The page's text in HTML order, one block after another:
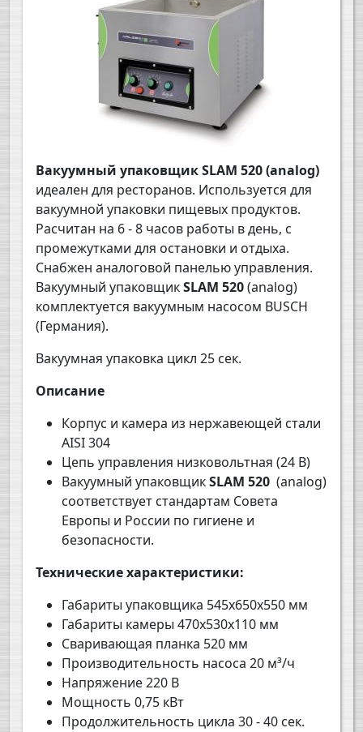
Вакуумный упаковщикSLAM 520 (analog)
идеален для ресторанов. Используется для
вакуумной упаковки пищевых продуктов.
Расчитан на 6 - 8 часов работы в день, с
промежутками для остановки и отдыха.
Снабжен аналоговой панелью управления.
Вакуумный упаковщикSLAM 520(analog)
комплектуется вакуумным насосом BUSCH
(Германия).
Вакуумная упаковка цикл 25 сек.
Описание
Корпус и камера из нержавеющей стали
AISI 304
Цепь управления низковольтная (24 В)
Вакуумный упаковщикSLAM 520 (analog)
соответствует стандартам Совета
Европы и России по гигиене и
безопасности.
Технические характеристики:
Габариты упаковщика 545х650х550 мм
Габариты камеры 470х530х110 мм
Сваривающая планка 520 мм
Производительность насоса 20 м³/ч
Напряжение 220 В
Мощность 0,75 кВт
Продолжительность цикла 30-40 сек.